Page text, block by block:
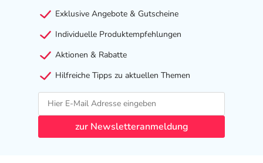
Exklusive Angebote & Gutscheine
Individuelle Produktempfehlungen
Aktionen & Rabatte
Hilfreiche Tipps zu aktuellen Themen
zur Newsletteranmeldung